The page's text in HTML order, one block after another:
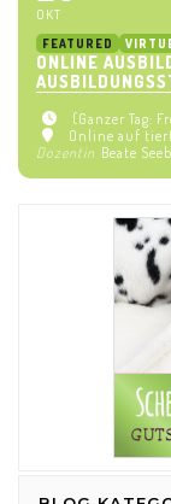
OKT
FEATURED
ONLINE
(Ganzer Tag:
Online auf
Dozentin Beate